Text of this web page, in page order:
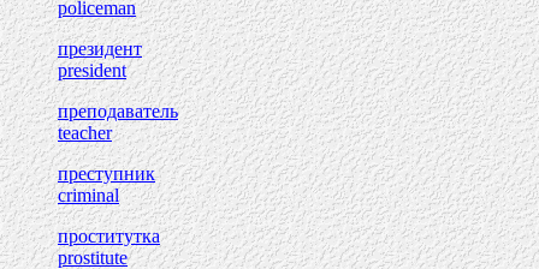
policeman
президент
president
преподаватель
teacher
преступник
criminal
проститутка
prostitute